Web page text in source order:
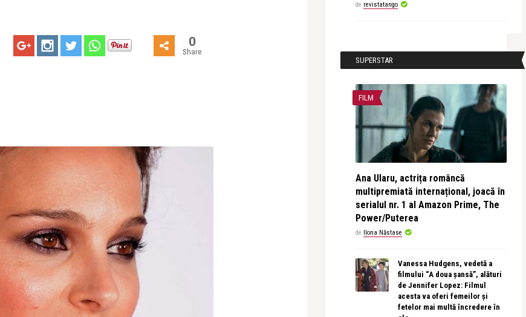
0
Share
de revistatango
SUPERSTAR
FILM
Ana Ularu, actrița româncă
multipremiată internațional, joacă în
serialul nr. 1 al Amazon Prime, The
Power/Puterea
de Ilona Năstase
Vanessa Hudgens, vedetă a
filmului “A doua șansă”, alături
de Jennifer Lopez: Filmul
acesta va oferi femeilor și
fetelor mai multă încredere în